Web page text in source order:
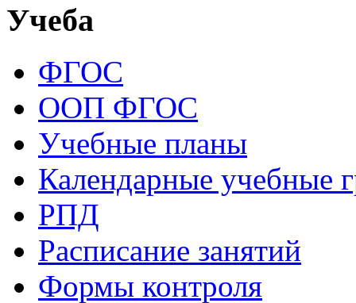
Учеба
ФГОС
ООП ФГОС
Учебные планы
Календарные учебные
РПД
Расписание занятий
Формы контроля